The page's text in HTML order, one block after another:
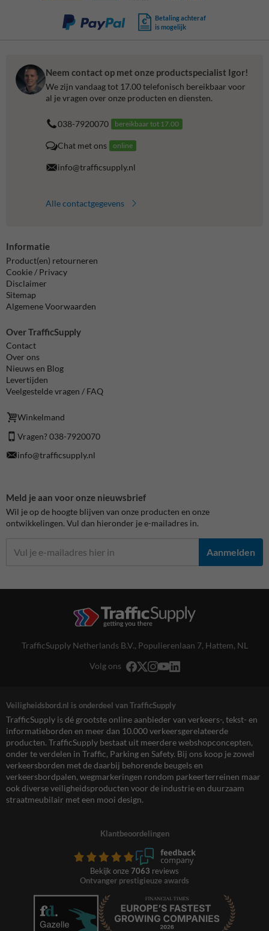
Betaling achteraf
is mogelijk
Neem contact op met onze productspecialist Igor!
We zijn vandaag tot 17.00 telefonisch bereikbaar voor
al je vragen over onze producten en diensten.
038-7920070 bereikbaar tot 17.00
Chat met ons online
info@trafficsupply.nl
Alle contactgegevens
Informatie
Product(en) retourneren
Cookie / Privacy
Disclaimer
Sitemap
Algemene Voorwaarden
Over TrafficSupply
Contact
Over ons
Nieuws en Blog
Levertijden
Veelgestelde vragen / FAQ
Winkelmand
Vragen? 038-7920070
info@trafficsupply.nl
Meld je aan voor onze nieuwsbrief
Wil je op de hoogte blijven van onze producten en onze
ontwikkelingen. Vul dan hieronder je e-mailadres in.
Aanmelden
TrafficSupply Netherlands B.V., Populierenlaan 7, Hattem, NL
Volg ons
Veiligheidsbord.nl is onderdeel van TrafficSupply
TrafficSupply is dé grootste online aanbieder van verkeers-, tekst- en
informatieborden en meer dan 10.000 verkeersgerelateerde
producten. TrafficSupply bestaat uit meerdere webshopconcepten,
onder te verdelen in Traffic, Parking en Safety. Bij ons koop je zowel
verkeersborden met de daarbij behorende beugels en
verkeersbordpalen, wegmarkeringen rondom parkeerterreinen maar
ook diverse veiligheidsproducten voor de industrie en duurzaam
straatmeubilair met een mooi design.
Klantbeoordelingen
Bekijk onze 7063 reviews
Ontvanger prestigieuze awards